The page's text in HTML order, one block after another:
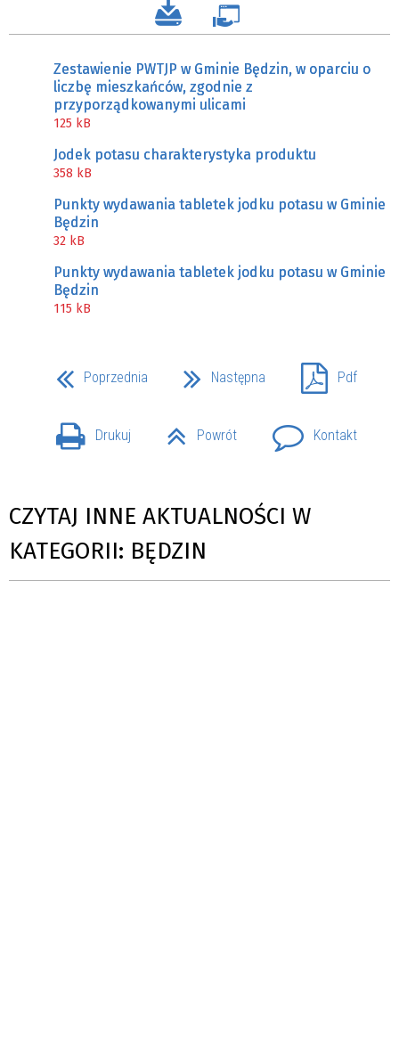
Zestawienie PWTJP w Gminie Będzin, w oparciu o
liczbę mieszkańców, zgodnie z
przyporządkowanymi ulicami
125 kB
Jodek potasu charakterystyka produktu
358 kB
Punkty wydawania tabletek jodku potasu w Gminie
Będzin
32 kB
Punkty wydawania tabletek jodku potasu w Gminie
Będzin
115 kB
Poprzednia Następna Pdf
Drukuj Powrót Kontakt
CZYTAJ INNE AKTUALNOŚCI W
KATEGORII: BĘDZIN